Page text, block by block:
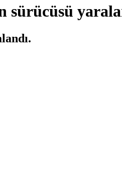
sürücüsü